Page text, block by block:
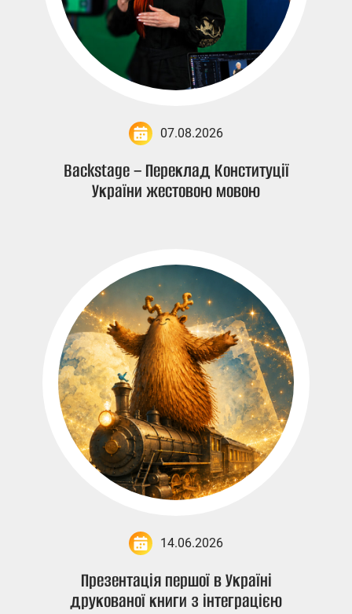
07.08.2026
Backstage – Переклад Конституції
України жестовою мовою
14.06.2026
Презентація першої в Україні
друкованої книги з інтеграцією